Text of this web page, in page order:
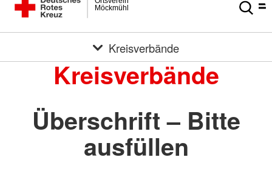
Möckmühl
Kreisverbände
Kreisverbände
Überschrift – Bitte
ausfüllen